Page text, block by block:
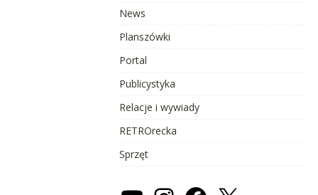
News
Planszówki
Portal
Publicystyka
Relacje i wywiady
RETROrecka
Sprzęt